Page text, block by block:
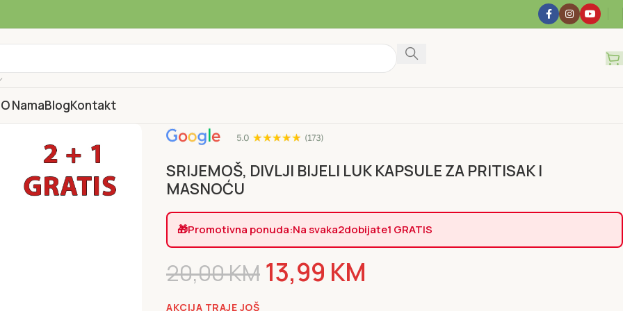
O NamaBlogKontakt
SRIJEMOŠ, DIVLJI BIJELI LUK KAPSULE ZA PRITISAK I
MASNOĆU
🎁Promotivna ponuda:Na svaka2dobijate1 GRATIS
20,00KM 13,99 KM
AKCIJA TRAJE JOŠ